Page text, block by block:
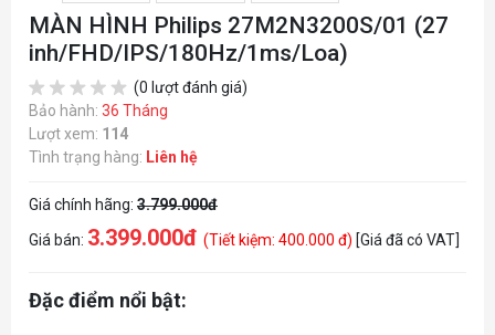
MÀN HÌNH Philips 27M2N3200S/01 (27
inh/FHD/IPS/180Hz/1ms/Loa)
(0 lượt đánh giá)
Bảo hành: 36 Tháng
Lượt xem: 114
Tình trạng hàng: Liên hệ
Giá chính hãng: 3.799.000đ
Giá bán: 3.399.000đ (Tiết kiệm: 400.000 đ) [Giá đã có VAT]
Đặc điểm nổi bật: